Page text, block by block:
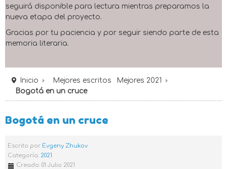
seguirá disponible para lectura mientras preparamos la
nueva etapa del proyecto.
Gracias por tu paciencia y por seguir siendo parte de esta
memoria literaria.
Inicio Mejores escritos
Mejores 2021
Bogotá en un cruce
Bogotá en un cruce
Escrito por Evgeny Zhukov
Categoría: 2021
Creado: 01 Julio 2021